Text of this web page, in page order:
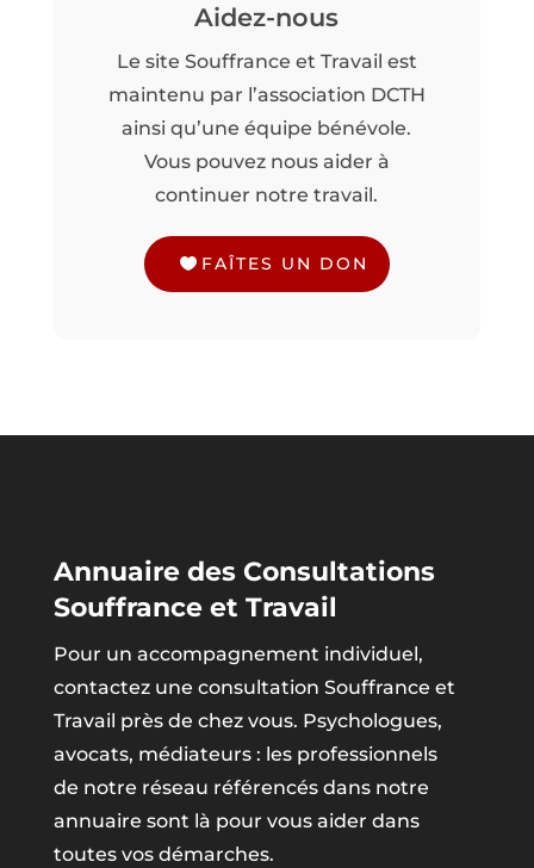
Aidez-nous
Le site Souffrance et Travail est
maintenu par l’association DCTH
ainsi qu’une équipe bénévole.
Vous pouvez nous aider à
continuer notre travail.
FAÎTES UN DON
Annuaire des Consultations
Souffrance et Travail
Pour un accompagnement individuel,
contactez une consultation Souffrance et
Travail près de chez vous. Psychologues,
avocats, médiateurs : les professionnels
de notre réseau référencés dans notre
annuaire sont là pour vous aider dans
toutes vos démarches.